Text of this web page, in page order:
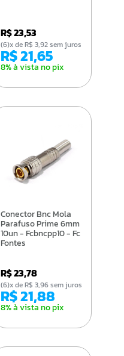
R$ 23,53
R$ 21,65
8% à vista no pix
(6)x de R$ 3,92 sem juros
Conector Bnc Mola
Parafuso Prime 6mm
10un - Fcbncpp10 - Fc
Fontes
R$ 23,78
R$ 21,88
8% à vista no pix
(6)x de R$ 3,96 sem juros